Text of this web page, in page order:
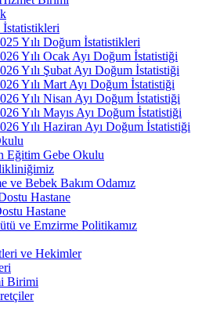
Yılı Doğum İstatistikleri
Yılı Ocak Ayı Doğum İstatistiği
Yılı Şubat Ayı Doğum İstatistiği
Yılı Mart Ayı Doğum İstatistiği
Yılı Nisan Ayı Doğum İstatistiği
Yılı Mayıs Ayı Doğum İstatistiği
Yılı Haziran Ayı Doğum İstatistiği
Eğitim Gebe Okulu
ve Bebek Bakım Odamız
Hastane
Hastane
ve Emzirme Politikamız
ve Hekimler
Birimi